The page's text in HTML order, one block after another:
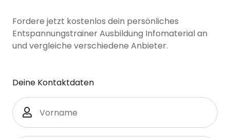
Fordere jetzt kostenlos dein persönliches
Entspannungstrainer Ausbildung Infomaterial an
und vergleiche verschiedene Anbieter.
Deine Kontaktdaten